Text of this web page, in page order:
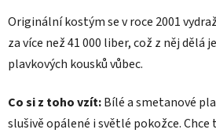
Originální kostým se v roce 2001
za více než 41 000 liber, což z něj dělá
plavkových kousků vůbec.
Co si z toho vzít:Bílé a smetanové
slušivě opálené i světlé pokožce.